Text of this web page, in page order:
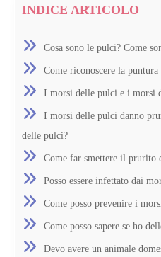
INDICE ARTICOLO
Cosa sono le pulci? Come
Come riconoscere la
I morsi delle pulci e i morsi
I morsi delle pulci danno
delle pulci?
Come far smettere il prurito
Posso essere infettato dai
Come posso prevenire i
Come posso sapere se ho
Devo avere un animale